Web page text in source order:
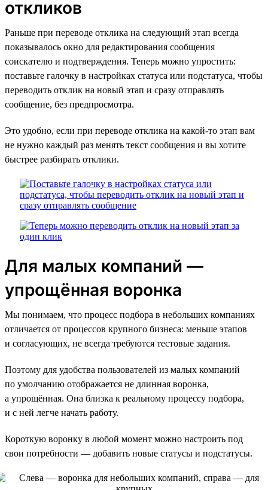
откликов
Раньше при переводе отклика на следующий этап всегда
показывалось окно для редактирования сообщения
соискателю и подтверждения. Теперь можно упростить:
поставьте галочку в настройках статуса или подстатуса, чтобы
переводить отклик на новый этап и сразу отправлять
сообщение, без предпросмотра.
Это удобно, если при переводе отклика на какой-то этап вам
не нужно каждый раз менять текст сообщения и вы хотите
быстрее разбирать отклики.
Для малых компаний —
упрощённая воронка
Мы понимаем, что процесс подбора в небольших компаниях
отличается от процессов крупного бизнеса: меньше этапов
и согласующих, не всегда требуются тестовые задания.
Поэтому для удобства пользователей из малых компаний
по умолчанию отображается не длинная воронка,
а упрощённая. Она близка к реальному процессу подбора,
и с ней легче начать работу.
Короткую воронку в любой момент можно настроить под
свои потребности — добавить новые статусы и подстатусы.